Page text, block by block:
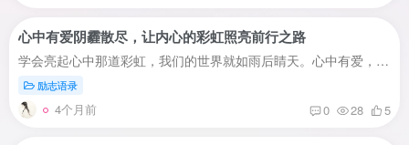
心中有爱阴霾散尽，让内心的彩虹照亮前行之路
学会亮起心中那道彩虹，我们的世界就如雨后睛天。心中有爱，阴霾散尽，天空依然蔚蓝。心中有了那道彩虹，空气芬芳馥郁，香泽万里；心中有了那道彩虹，笑脸灿然如花，鲜艳夺目；心中有了那道彩虹...
励志语录
4个月前 0 28 5